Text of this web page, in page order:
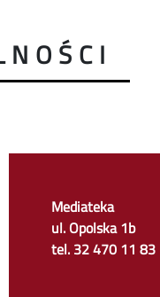
Mediateka
ul. Opolska 1b
tel. 32 470 11 83